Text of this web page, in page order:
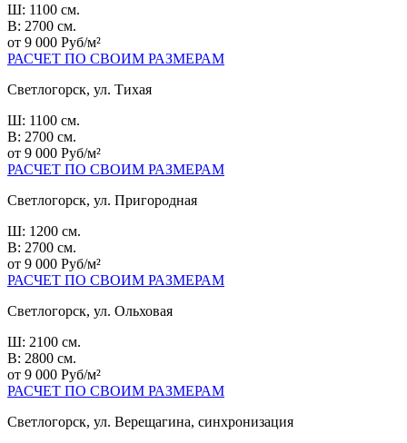
Ш: 1100 см.
В: 2700 см.
от 9 000 Руб/м²
РАСЧЕТ ПО СВОИМ РАЗМЕРАМ
Светлогорск, ул. Тихая
Ш: 1100 см.
В: 2700 см.
от 9 000 Руб/м²
РАСЧЕТ ПО СВОИМ РАЗМЕРАМ
Светлогорск, ул. Пригородная
Ш: 1200 см.
В: 2700 см.
от 9 000 Руб/м²
РАСЧЕТ ПО СВОИМ РАЗМЕРАМ
Светлогорск, ул. Ольховая
Ш: 2100 см.
В: 2800 см.
от 9 000 Руб/м²
РАСЧЕТ ПО СВОИМ РАЗМЕРАМ
Светлогорск, ул. Верещагина, синхронизация